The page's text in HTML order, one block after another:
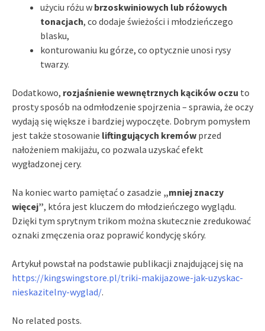
użyciu różu w brzoskwiniowych lub różowych
tonacjach, co dodaje świeżości i młodzieńczego
blasku,
konturowaniu ku górze, co optycznie unosi rysy
twarzy.
Dodatkowo, rozjaśnienie wewnętrznych kącików oczu to
prosty sposób na odmłodzenie spojrzenia – sprawia, że oczy
wydają się większe i bardziej wypoczęte. Dobrym pomysłem
jest także stosowanie liftingujących kremów przed
nałożeniem makijażu, co pozwala uzyskać efekt
wygładzonej cery.
Na koniec warto pamiętać o zasadzie „mniej znaczy
więcej”, która jest kluczem do młodzieńczego wyglądu.
Dzięki tym sprytnym trikom można skutecznie zredukować
oznaki zmęczenia oraz poprawić kondycję skóry.
Artykuł powstał na podstawie publikacji znajdującej się na
https://kingswingstore.pl/triki-makijazowe-jak-uzyskac-
nieskazitelny-wyglad/.
No related posts.